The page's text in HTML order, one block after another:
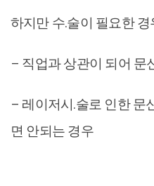
하지만 수.술이 필요한
– 직업과 상관이 되어 문
– 레이저시.술로 인한 문
면 안되는 경우